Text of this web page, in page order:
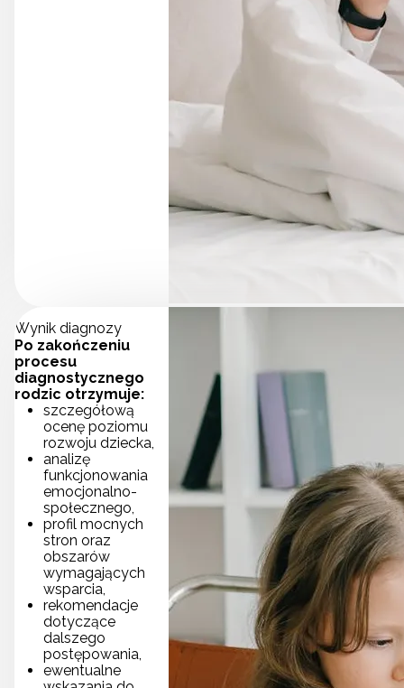
Wynik diagnozy
Po zakończeniu
procesu
diagnostycznego
rodzic otrzymuje:
szczegółową
ocenę poziomu
rozwoju dziecka,
analizę
funkcjonowania
emocjonalno-
społecznego,
profil mocnych
stron oraz
obszarów
wymagających
wsparcia,
rekomendacje
dotyczące
dalszego
postępowania,
ewentualne